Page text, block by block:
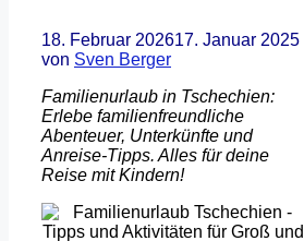
18. Februar 202617. Januar 2025
von Sven Berger
Familienurlaub in Tschechien:
Erlebe familienfreundliche
Abenteuer, Unterkünfte und
Anreise-Tipps. Alles für deine
Reise mit Kindern!